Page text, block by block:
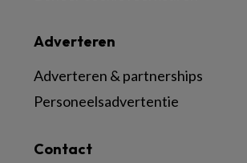
Contact
Adverteren
Adverteren & partnerships
Personeelsadvertentie